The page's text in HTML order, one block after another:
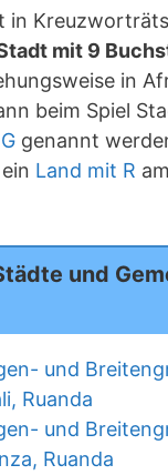
in
mit 9
in
beim Spiel
genannt
Land mit R
und
und
Ruanda
und
Ruanda